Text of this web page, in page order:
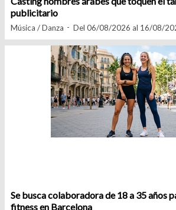
publicitario
Música / Danza Del 06/08/2026 al 16/08/
Se busca colaboradora de 18 a 35 años
fitness en Barcelona